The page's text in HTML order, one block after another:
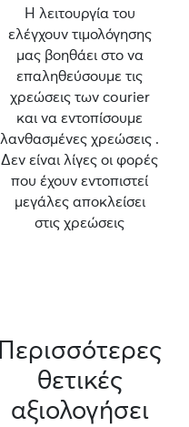
Η λειτουργία του
ελέγχουν τιμολόγησης
μας βοηθάει στο να
επαληθεύσουμε τις
χρεώσεις των courier
και να εντοπίσουμε
λανθασμένες χρεώσεις .
Δεν είναι λίγες οι φορές
που έχουν εντοπιστεί
μεγάλες αποκλείσει
στις χρεώσεις
Περισσότερες
θετικές
αξιολογήσει